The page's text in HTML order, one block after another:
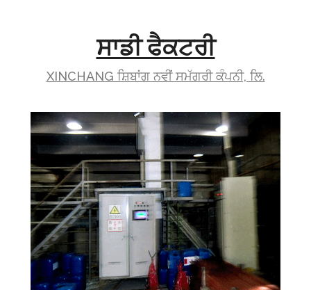
ਸਾਡੀ ਫੈਕਟਰੀ
XINCHANG ਸ਼ਿਬਾਂਗ ਨਵੀਂ ਸਮੱਗਰੀ ਕੰਪਨੀ, ਲਿ.